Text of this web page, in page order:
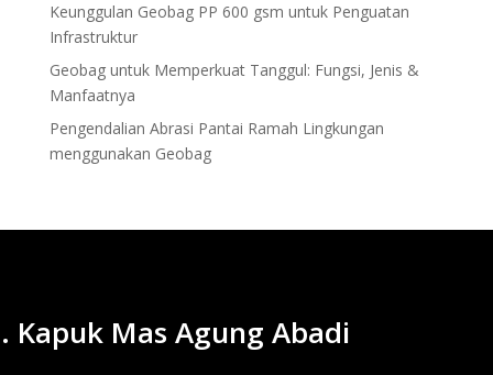
Keunggulan Geobag PP 600 gsm untuk Penguatan
Infrastruktur
Geobag untuk Memperkuat Tanggul: Fungsi, Jenis &
Manfaatnya
Pengendalian Abrasi Pantai Ramah Lingkungan
menggunakan Geobag
Kapuk Mas Agung Abadi